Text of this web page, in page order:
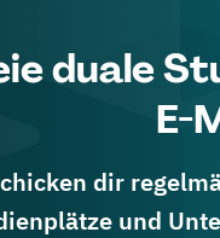
duale
E-
dir
und